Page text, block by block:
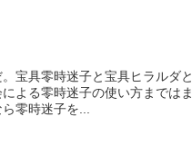
宝具零時迷子と宝具ヒラルダと
よる零時迷子の使い方まではま
零時迷子を...